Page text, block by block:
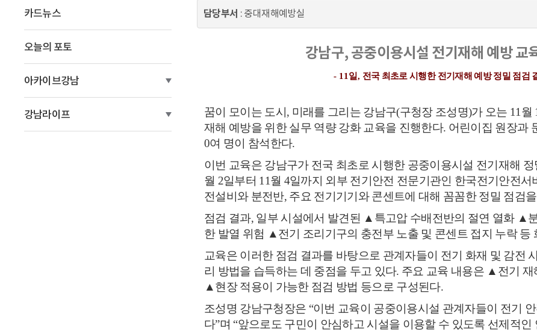
카드뉴스
오늘의 포토
아카이브강남
강남라이프
담당부서 : 중대재해예방실
강남구,공중이용시설 전기재해 예방 교
- 11 일, 전국 최초로 시행한 전기재해 예방 정밀 점검
꿈이 모이는 도시 , 미래를 그리는 강남구(구청장 조성명)가 오는 11 월
재해 예방을 위한 실무 역량 강화 교육을 진행한다. 어린이집 원장과
0여 명이 참석한다.
이번 교육은 강남구가 전국 최초로 시행한 공중이용시설 전기재해
월 2일부터 11월 4일까지 외부 전기안전 전문기관인 한국전기안전서
전설비와 분전반, 주요 전기기기와 콘센트에 대해 꼼꼼한 정밀 점검
점검 결과, 일부 시설에서 발견된 ▲ 특고압 수배전반의 절연 열화 ▲
한 발열 위험 ▲전기 조리기구의 충전부 노출 및 콘센트 접지 누락
교육은 이러한 점검 결과를 바탕으로 관계자들이 전기 화재 및 감전
리 방법을 습득하는 데 중점을 두고 있다. 주요 교육 내용은 ▲ 전기 재
▲현장 적용이 가능한 점검 방법 등으로 구성된다.
조성명 강남구청장은 “이번 교육이 공중이용시설 관계자들이 전기
다”며 “앞으로도 구민이 안심하고 시설을 이용할 수 있도록 선제적인